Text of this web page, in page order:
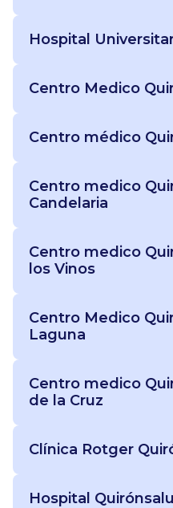
Hospital
Centro Medico
Centro médico
Centro medico
Candelaria
Centro medico
los Vinos
Centro Medico
Laguna
Centro medico
de la Cruz
Clínica Rotger
Hospital